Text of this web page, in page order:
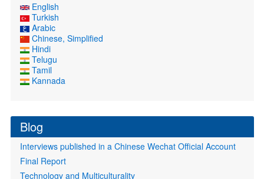
English
Turkish
Arabic
Chinese, Simplified
Hindi
Telugu
Tamil
Kannada
Blog
Interviews published in a Chinese Wechat Official Account
Final Report
Technology and Multiculturality